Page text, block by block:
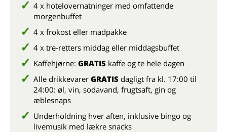
4 x hotelovernatninger med omfattende
morgenbuffet
4 x frokost eller madpakke
4 x tre-retters middag eller middagsbuffet
Kaffehjørne: GRATIS kaffe og te hele dagen
Alle drikkevarer GRATIS dagligt fra kl. 17:00 til
24:00: øl, vin, sodavand, frugtsaft, gin og
æblesnaps
Underholdning hver aften, inklusive bingo og
livemusik med lækre snacks